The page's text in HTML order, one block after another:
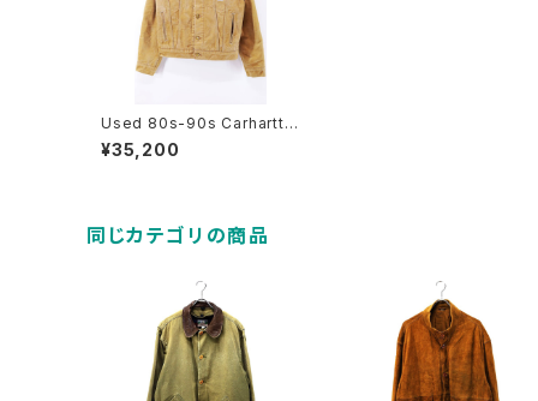
Used 80s-90s Carhartt B
rown Duck Blanket Truck
er Jacket Size S-M 古着
¥35,200
同じカテゴリの商品